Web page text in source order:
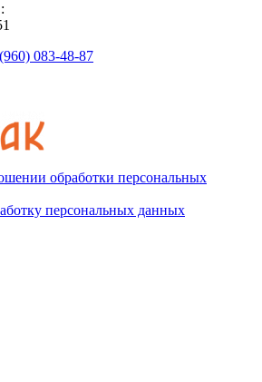
083-48-87
обработки персональных
персональных данных